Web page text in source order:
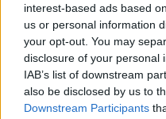
interest-based ads based
us or personal information
your opt-out. You may
disclosure of your personal
IAB’s list of downstream
also be disclosed by us to
Downstream Participants
αμφίβολη και αρκετοί
ερωτήματα θα λάβουν
μέρες, λόγω των
πρωταγωνιστές της
μνήμες στη Δύση για